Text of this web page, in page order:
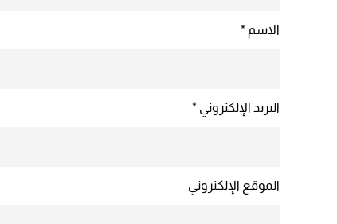
الاسم *
البريد الإلكتروني *
الموقع الإلكتروني